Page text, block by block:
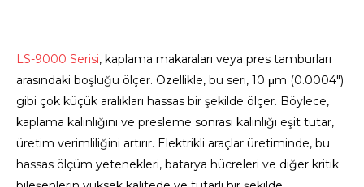
LS-9000 Serisi, kaplama makaraları veya pres tamburları
arasındaki boşluğu ölçer. Özellikle, bu seri, 10 μm (0.0004″)
gibi çok küçük aralıkları hassas bir şekilde ölçer. Böylece,
kaplama kalınlığını ve presleme sonrası kalınlığı eşit tutar,
üretim verimliliğini artırır. Elektrikli araçlar üretiminde, bu
hassas ölçüm yetenekleri, batarya hücreleri ve diğer kritik